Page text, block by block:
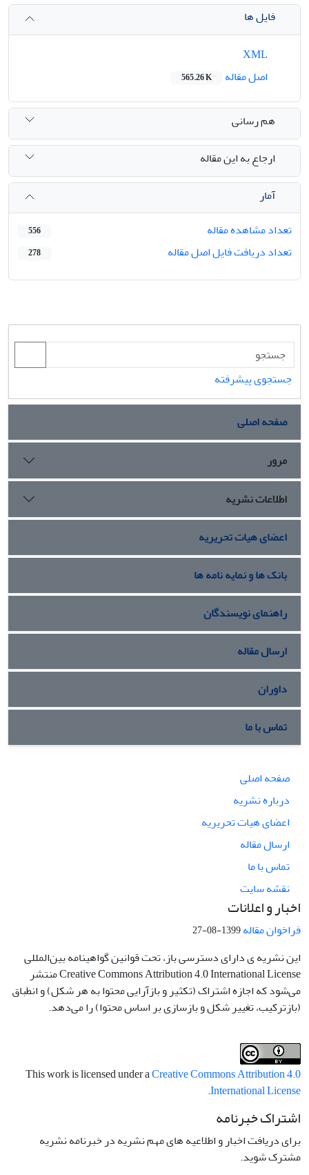
فایل ها
اصل مقاله
565.26 K
هم رسانی
ارجاع به این مقاله
آمار
تعداد مشاهده مقاله
556
تعداد دریافت فایل اصل مقاله 278
جستجوی پیشرفته
صفحه اصلی
مرور
اطلاعات نشریه
اعضای هیات تحریریه
بانک ها و نمایه نامه ها
راهنمای نویسندگان
ارسال مقاله
داوران
تماس با ما
صفحه اصلی
درباره نشریه
اعضای هیات تحریریه
ارسال مقاله
تماس با ما
نقشه سایت
اخبار و اعلانات
فراخوان مقاله1399-08-27
این نشریه ی دارای دسترسی باز، تحت قوانین گواهینامه بین‌المللی
Creative Commons Attribution 4.0 International License منتشر
می‌شود که اجازه اشتراک (تکثیر و بازآرایی محتوا به هر شکل) و انطباق
(بازترکیب، تغییر شکل و بازسازی بر اساس محتوا) را می‌دهد.
This work is licensed under aCreative Commons Attribution 4.0
International License
.
اشتراک خبرنامه
برای دریافت اخبار و اطلاعیه های مهم نشریه در خبرنامه نشریه
مشترک شوید.